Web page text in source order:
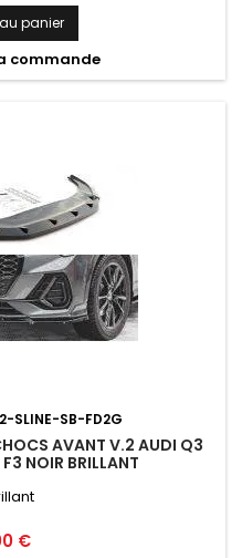
panier
commande
SLINE-SB-FD2G
AVANT V.2 AUDI Q3
NOIR BRILLANT
€